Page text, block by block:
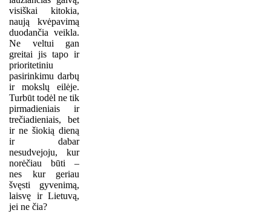
visiškai kitokia,
naują kvėpavimą
duodančia veikla.
Ne veltui gan
greitai jis tapo ir
prioritetiniu
pasirinkimu darbų
ir mokslų eilėje.
Turbūt todėl ne tik
pirmadieniais ir
trečiadieniais, bet
ir ne šiokią dieną
ir dabar
nesudvejoju, kur
norėčiau būti –
nes kur geriau
švęsti gyvenimą,
laisvę ir Lietuvą,
jei ne čia?